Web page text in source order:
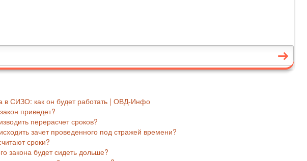
в СИЗО: как он будет работать | ОВД-Инфо
приведет?
перерасчет сроков?
зачет проведенного под стражей времени?
сроки?
закона будет сидеть дольше?